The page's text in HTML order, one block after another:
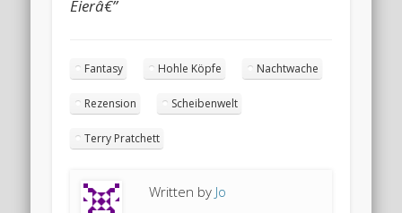
Eierâ€”
Fantasy Hohle Köpfe Nachtwache
Rezension Scheibenwelt
Terry Pratchett
Written by Jo